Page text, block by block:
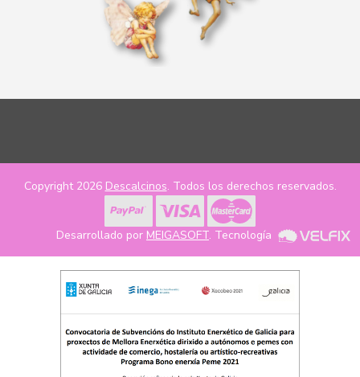
Copyright 2026 Descalcinos. Todos los derechos reservados.
Desarrollado por MEIGASOFT. Tecnología